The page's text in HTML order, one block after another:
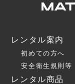
レンタル案内
初めての方へ
安全衛生規則等
レンタル商品